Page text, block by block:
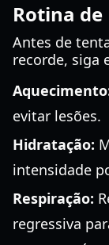
Rotina
Antes de
recorde, siga
evitar lesões.
Hidratação:
intensidade
Respiração:
regressiva